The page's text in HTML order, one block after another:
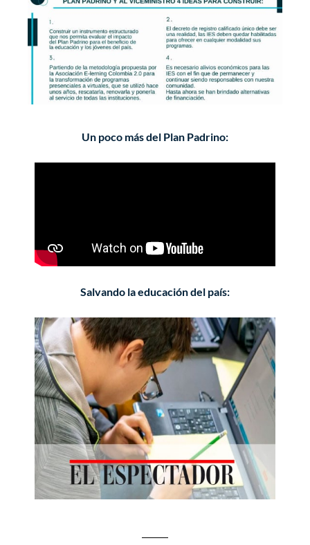
Un poco más del Plan Padrino:
Salvando la educación del país: